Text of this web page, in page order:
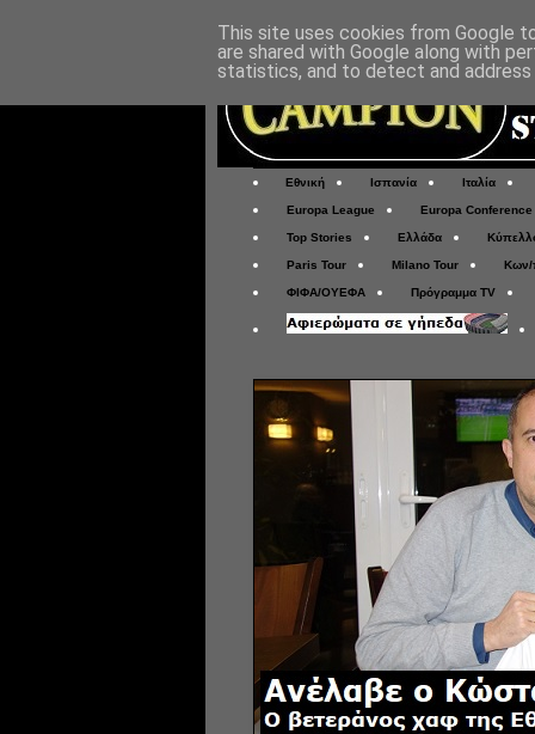
Εθνική Ισπανία Ιταλία
Europa League Europa Conference
Top Stories Ελλάδα
Paris Tour Milano Tour Κων/
ΦΙΦΑ/ΟΥΕΦΑ Πρόγραμμα TV
This site uses cookies from Google
are shared with Google along with
statistics, and to detect and address